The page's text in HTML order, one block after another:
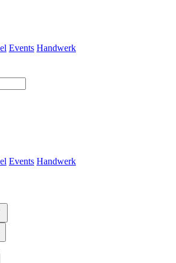
Events Handwerk
Events Handwerk
Events